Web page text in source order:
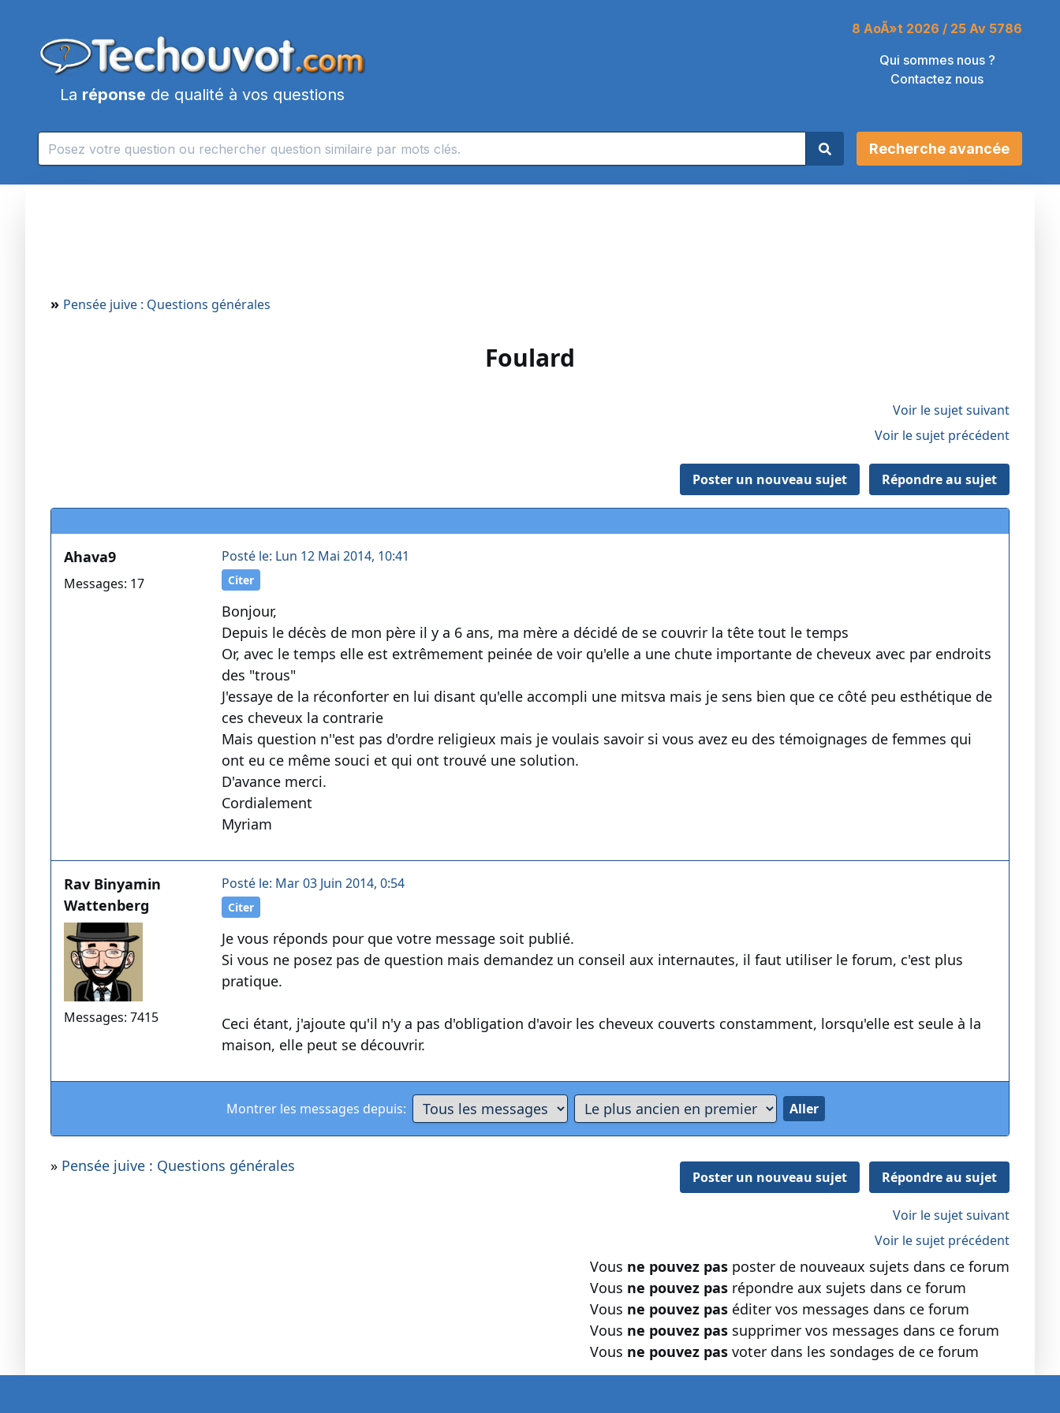
La réponse de qualité à vos questions
8 AoÃ»t 2026 / 25 Av 5786
Qui sommes nous ?
Contactez nous
Recherche avancée
» Pensée juive : Questions générales
Foulard
Voir le sujet suivant
Voir le sujet précédent
Poster un nouveau sujet Répondre au sujet
Ahava9
Messages: 17
Posté le: Lun 12 Mai 2014, 10:41
Citer
Bonjour,
Depuis le décès de mon père il y a 6 ans, ma mère a décidé de se couvrir la tête tout le temps
Or, avec le temps elle est extrêmement peinée de voir qu'elle a une chute importante de cheveux avec par endroits
des "trous"
J'essaye de la réconforter en lui disant qu'elle accompli une mitsva mais je sens bien que ce côté peu esthétique de
ces cheveux la contrarie
Mais question n''est pas d'ordre religieux mais je voulais savoir si vous avez eu des témoignages de femmes qui
ont eu ce même souci et qui ont trouvé une solution.
D'avance merci.
Cordialement
Myriam
Rav Binyamin
Wattenberg
Messages: 7415
Posté le: Mar 03 Juin 2014, 0:54
Citer
Je vous réponds pour que votre message soit publié.
Si vous ne posez pas de question mais demandez un conseil aux internautes, il faut utiliser le forum, c'est plus
pratique.
Ceci étant, j'ajoute qu'il n'y a pas d'obligation d'avoir les cheveux couverts constamment, lorsqu'elle est seule à la
maison, elle peut se découvrir.
Montrer les messages depuis:
» Pensée juive : Questions générales
Poster un nouveau sujet Répondre au sujet
Voir le sujet suivant
Voir le sujet précédent
Vous ne pouvez pas poster de nouveaux sujets dans ce forum
Vous ne pouvez pas répondre aux sujets dans ce forum
Vous ne pouvez pas éditer vos messages dans ce forum
Vous ne pouvez pas supprimer vos messages dans ce forum
Vous ne pouvez pas voter dans les sondages de ce forum